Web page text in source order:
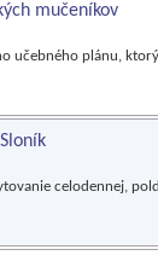
mučeníkov
učebného plánu,
celodennej,